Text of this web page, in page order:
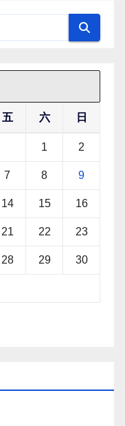
五 六 日
1 2
7 8 9
14 15 16
21 22 23
28 29 30